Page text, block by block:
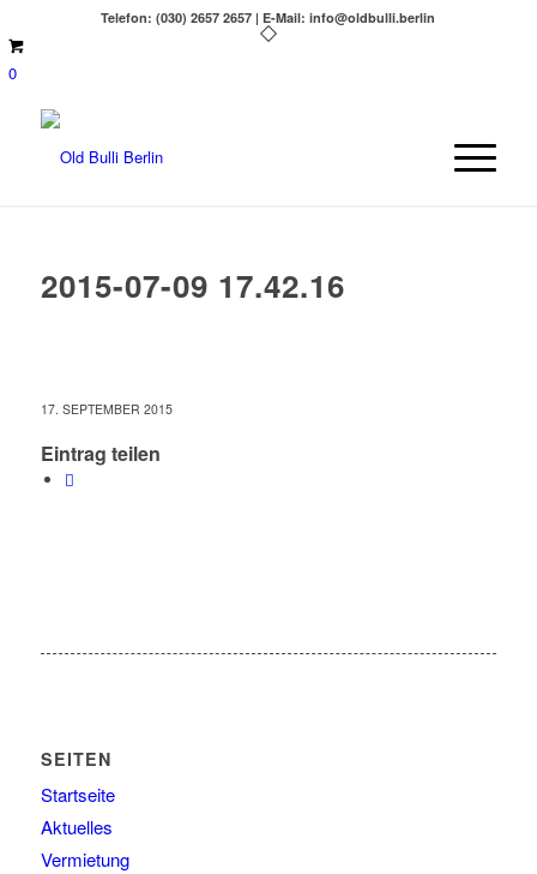
Telefon: (030) 2657 2657 | E-Mail: info@oldbulli.berlin
0
2015-07-09 17.42.16
17. SEPTEMBER 2015
Eintrag teilen
SEITEN
Startseite
Aktuelles
Vermietung